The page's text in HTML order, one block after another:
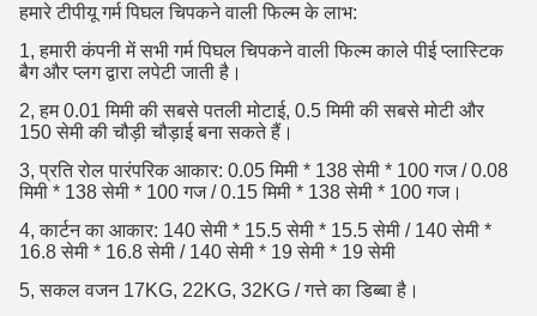
हमारे टीपीयू गर्म पिघल चिपकने वाली फिल्म के लाभ:
1, हमारी कंपनी में सभी गर्म पिघल चिपकने वाली फिल्म काले पीई प्लास्टिक
बैग और प्लग द्वारा लपेटी जाती है।
2, हम 0.01 मिमी की सबसे पतली मोटाई, 0.5 मिमी की सबसे मोटी और
150 सेमी की चौड़ी चौड़ाई बना सकते हैं।
3, प्रति रोल पारंपरिक आकार: 0.05 मिमी * 138 सेमी * 100 गज / 0.08
मिमी * 138 सेमी * 100 गज / 0.15 मिमी * 138 सेमी * 100 गज।
4, कार्टन का आकार: 140 सेमी * 15.5 सेमी * 15.5 सेमी / 140 सेमी *
16.8 सेमी * 16.8 सेमी / 140 सेमी * 19 सेमी * 19 सेमी
5, सकल वजन 17KG, 22KG, 32KG / गत्ते का डिब्बा है।